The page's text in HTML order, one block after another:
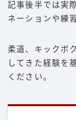
記事後半では実
ネーションや練
柔道、キックボ
してきた経験を
ください。